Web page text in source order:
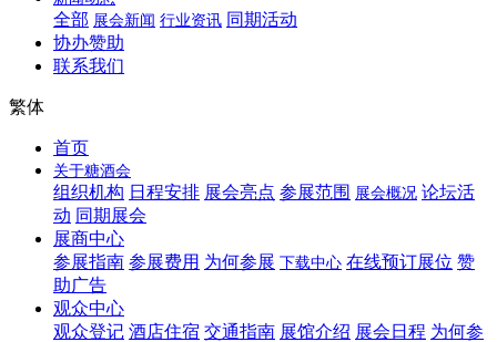
全部 展会新闻 行业资讯 同期活动
协办赞助
联系我们
繁体
首页
关于糖酒会
组织机构 日程安排 展会亮点 参展范围 展会概况 论坛活
动 同期展会
展商中心
参展指南 参展费用 为何参展 下载中心 在线预订展位 赞
助广告
观众中心
观众登记 酒店住宿 交通指南 展馆介绍 展会日程 为何参